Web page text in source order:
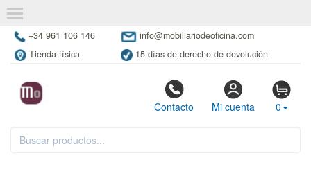
+34 961 106 146
info@mobiliariodeoficina.com
Tienda física
15 días de derecho de devolución
Contacto Mi cuenta 0